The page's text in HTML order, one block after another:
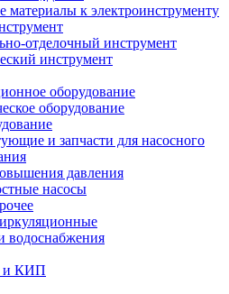
материалы к электроинструменту
отделочный инструмент
инструмент
оборудование
оборудование
и запчасти для насосного
давления
насосы
водоснабжения
и КИП